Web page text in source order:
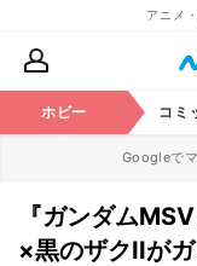
アニメ
ホビー
アニメ コミ
Googleで
『ガンダム
×黒のザクIIが